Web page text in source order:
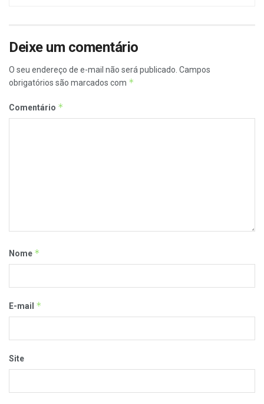
Deixe um comentário
O seu endereço de e-mail não será publicado. Campos
obrigatórios são marcados com *
Comentário *
Nome *
E-mail *
Site